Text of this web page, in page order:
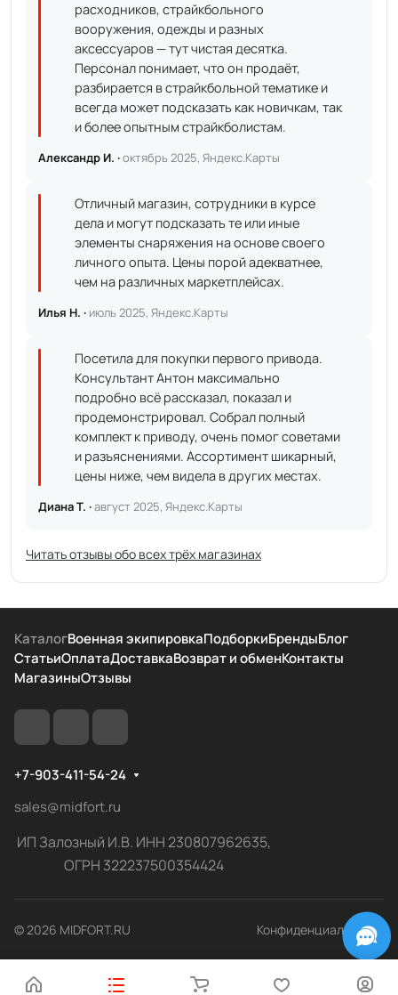
расходников, страйкбольного
вооружения, одежды и разных
аксессуаров — тут чистая десятка.
Персонал понимает, что он продаёт,
разбирается в страйкбольной тематике и
всегда может подсказать как новичкам, так
и более опытным страйкболистам.
Александр И. ·октябрь 2025, Яндекс.Карты
Отличный магазин, сотрудники в курсе
дела и могут подсказать те или иные
элементы снаряжения на основе своего
личного опыта. Цены порой адекватнее,
чем на различных маркетплейсах.
Илья Н. · июль 2025, Яндекс.Карты
Посетила для покупки первого привода.
Консультант Антон максимально
подробно всё рассказал, показал и
продемонстрировал. Собрал полный
комплект к приводу, очень помог советами
и разъяснениями. Ассортимент шикарный,
цены ниже, чем видела в других местах.
Диана Т. ·август 2025, Яндекс.Карты
Читать отзывы обо всех трёх магазинах
КаталогВоенная экипировкаПодборкиБрендыБлог
СтатьиОплатаДоставкаВозврат и обменКонтакты
МагазиныОтзывы
+7-903-411-54-24
sales@midfort.ru
ИП Залозный И.В. ИНН 230807962635,
ОГРН 322237500354424
© 2026 MIDFORT.RU Конфиденциальность